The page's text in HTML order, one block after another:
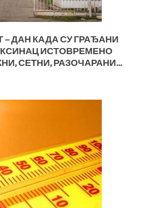
– ДАН КАДА СУ ГРАЂАНИ
ИСТОВРЕМЕНО
СЕТНИ, РАЗОЧАРАНИ…